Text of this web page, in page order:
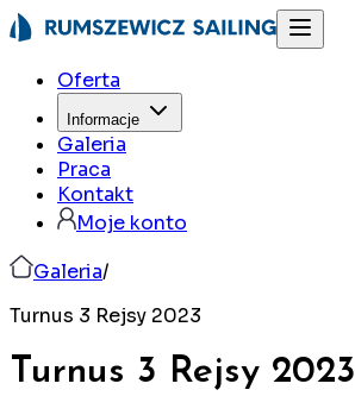
Oferta
Informacje
Galeria
Praca
Kontakt
Moje konto
Galeria/
Turnus 3 Rejsy 2023
Turnus 3 Rejsy 2023